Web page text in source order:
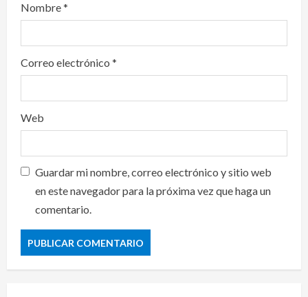
Nombre*
Correo electrónico *
Web
Guardar mi nombre, correo electrónico y sitio web
en este navegador para la próxima vez que haga un
comentario.